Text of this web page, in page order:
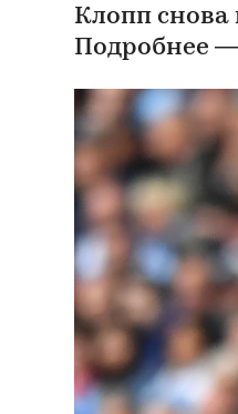
Клопп снова
Подробнее